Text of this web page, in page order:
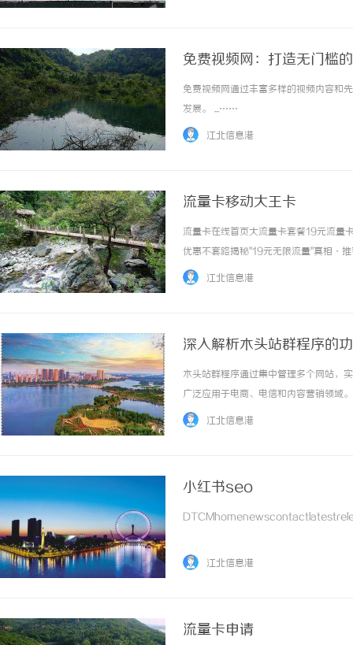
免费视频网：打造无门槛
免费视频网通过丰富多样的视频内容和
发展。 ...……
江北信息港
流量卡移动大王卡
流量卡在线首页大流量卡套餐19元流量
优惠不套路揭秘"19元无限流量"真相·
元真相正规运营商合作真实套餐无套路
江北信息港
深入解析木头站群程序的
木头站群程序通过集中管理多个网站，
广泛应用于电商、电信和内容营销领域
江北信息港
小红书seo
江北信息港
流量卡申请